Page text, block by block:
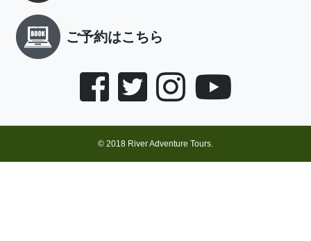
ご予約はこちら
© 2018 River Adventure Tours.